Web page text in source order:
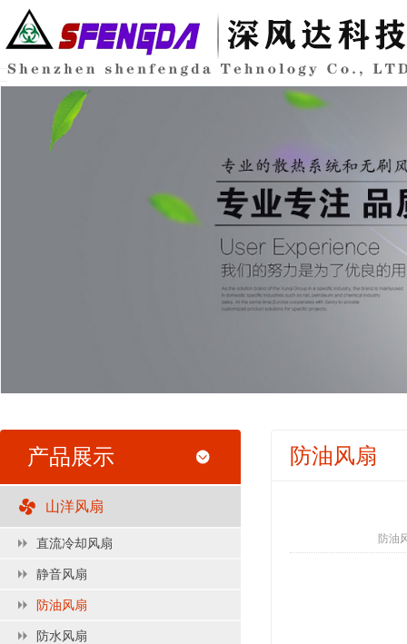
产品展示
山洋风扇
直流冷却风扇
静音风扇
防油风扇
防水风扇
防油风扇
防油